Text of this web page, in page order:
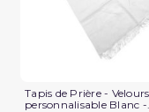
Tapis de Prière - Velours
personnalisable Blanc -...